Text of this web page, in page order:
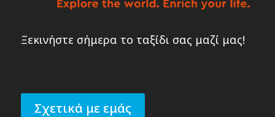
Ξεκινήστε σήμερα το ταξίδι σας μαζί μας!
Σχετικά με εμάς